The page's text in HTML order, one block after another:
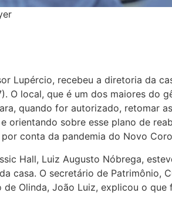
Lupércio, recebeu a diretoria da
O local, que é um dos maiores do
quando for autorizado, retomar
orientando sobre esse plano de
conta da pandemia do Novo
Hall, Luiz Augusto Nóbrega,
casa. O secretário de Patrimônio,
de Olinda, João Luiz, explicou o que